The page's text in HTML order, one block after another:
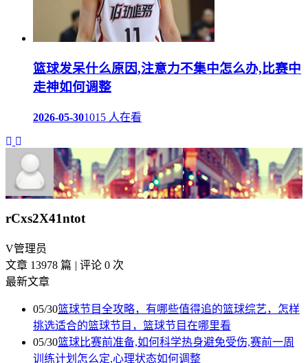
篮球发呆什么原因,注意力不集中怎么办,比赛中
走神如何调整
2026-05-301015 人在看
rCxs2X41ntot
V管理员
文章 13978 篇 | 评论 0 次
最新文章
05/30篮球节目全攻略，有哪些值得追的篮球综艺，怎样
挑选适合的篮球节目，篮球节目在哪里看
05/30篮球比赛前准备,如何科学热身避免受伤,赛前一周
训练计划怎么定,心理状态如何调整